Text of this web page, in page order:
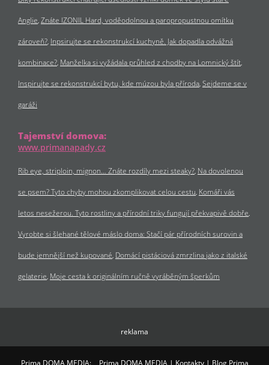
Anglie Znáte IZONIL Hard, voděodolnou a paropropustnou omítku
zároveň? Inpsirujte se rekonstrukcí kuchyně. Jak dopadla odvážná
kombinace? Manželka si vyžádala průhled z chodby na Lomnický štít
Inspirujte se rekonstrukcí bytu, kde múzou byla příroda Sejdeme se v
garáži
Tajemství domova:
www.primanapady.cz
Rib eye, striploin, mignon… Znáte rozdíly mezi steaky? Na dovolenou
se psem? Tyto chyby mohou zkomplikovat celou cestu Komáři vás
letos nesežerou. Tyto rostliny a přírodní triky fungují překvapivě dobře
Vyrobte si šlehané tělové máslo doma: Stačí pár přírodních surovin a
bude jemnější než kupované Domácí pistáciová zmrzlina jako z italské
gelaterie Moje cesta k originálním ručně vyráběným šperkům
reklama